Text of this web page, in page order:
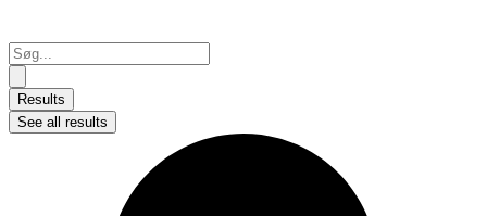
Search
...
Results
See all results